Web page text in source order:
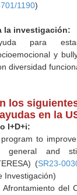
1190)
la investigación:
para
y
diversidad
los
en la
I+D+i:
to
general and
(SR23-
Investigación)
Afrontamiento del